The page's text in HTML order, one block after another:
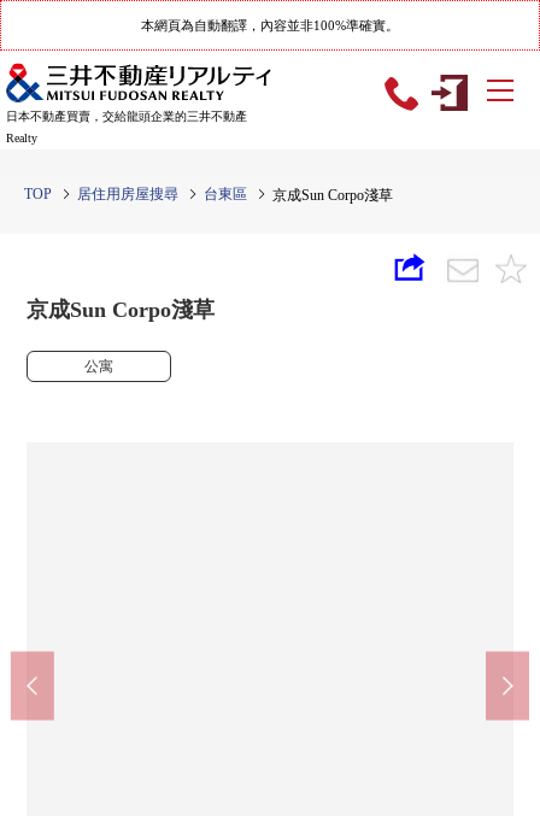
本網頁為自動翻譯，內容並非100%準確實。
日本不動產買賣，交給龍頭企業的三井不動產
Realty
TOP 居住用房屋搜尋 台東區 京成Sun Corpo淺草
京成Sun Corpo淺草
公寓